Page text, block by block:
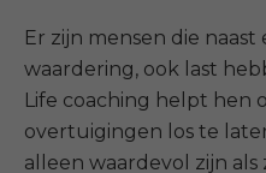
Er zijn mensen die
waardering, ook last
Life coaching helpt hen
overtuigingen los te
alleen waardevol zijn als